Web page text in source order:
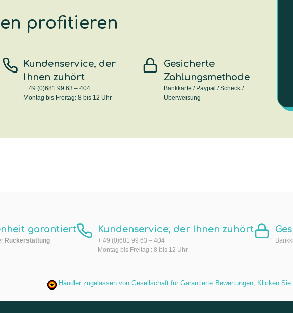
profitieren
Kundenservice, der
Ihnen zuhört
+ 49 (0)681 99 63 – 404
Montag bis Freitag: 8 bis 12 Uhr
Gesicherte
Zahlungsmethode
Bankkarte / Paypal / Scheck /
Überweisung
garantiert
Rückerstattung
Kundenservice, der Ihnen zuhört
+ 49 (0)681 99 63 – 404
Montag bis Freitag : 8 bis 12 Uhr
Händler zugelassen von Gesellschaft für Garantierte Bewertungen, Klicken Sie